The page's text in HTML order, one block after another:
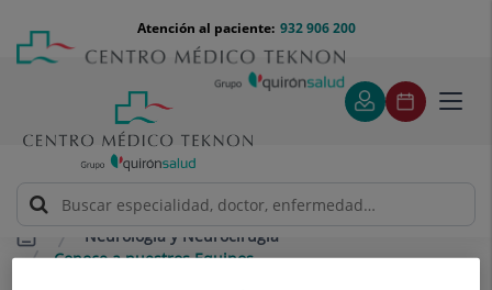
contenido
Menú
teléfono
cabecera
932 906 200
Atención al paciente:
Neurología y Neurocirugía
Conoce a nuestros Equipos